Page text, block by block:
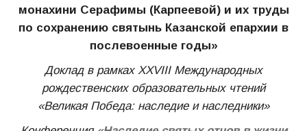
монахини Серафимы (Карпеевой) и их труды
по сохранению святынь Казанской епархии в
послевоенные годы»
Доклад в рамках XXVIII Международных
рождественских образовательных чтений
«Великая Победа: наследие и наследники»